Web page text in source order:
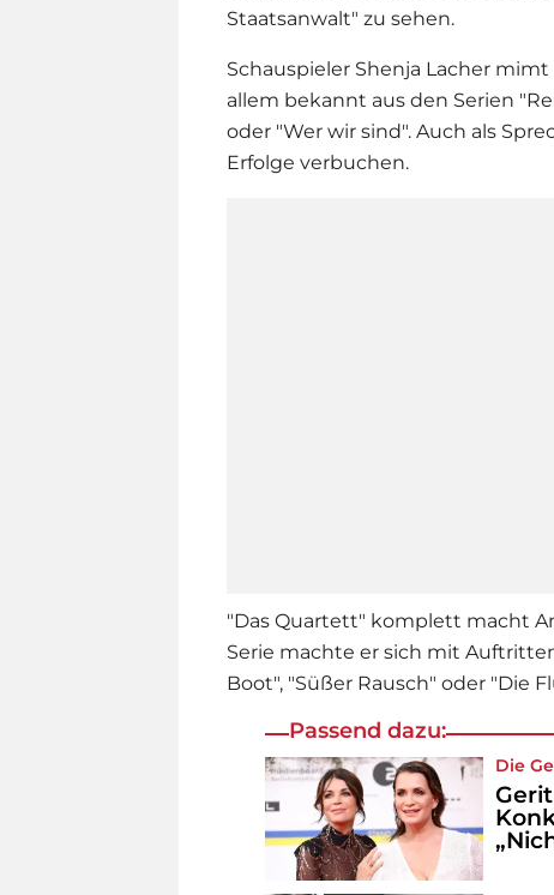
Staatsanwalt" zu sehen.
Schauspieler Shenja Lacher
allem bekannt aus den Serien
oder "Wer wir sind". Auch als
Erfolge verbuchen.
"Das Quartett" komplett macht
Serie machte er sich mit
Boot", "Süßer Rausch" oder "Die
Passend dazu:
Die